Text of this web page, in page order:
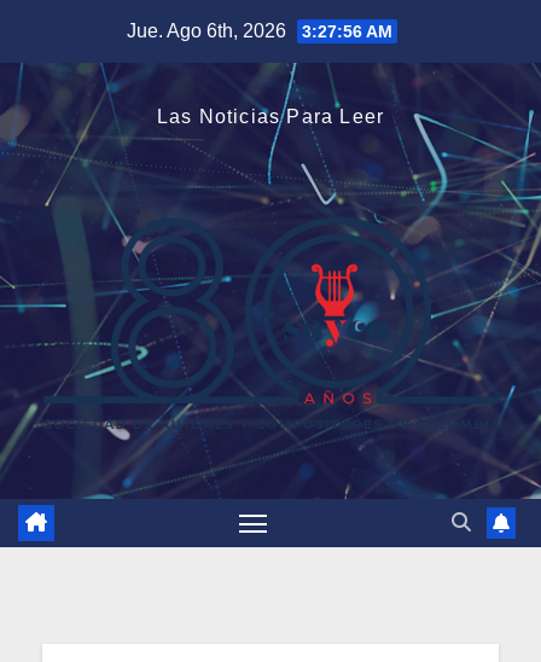
contenido
Jue. Ago 6th, 2026 3:27:57 AM
Las Noticias Para Leer